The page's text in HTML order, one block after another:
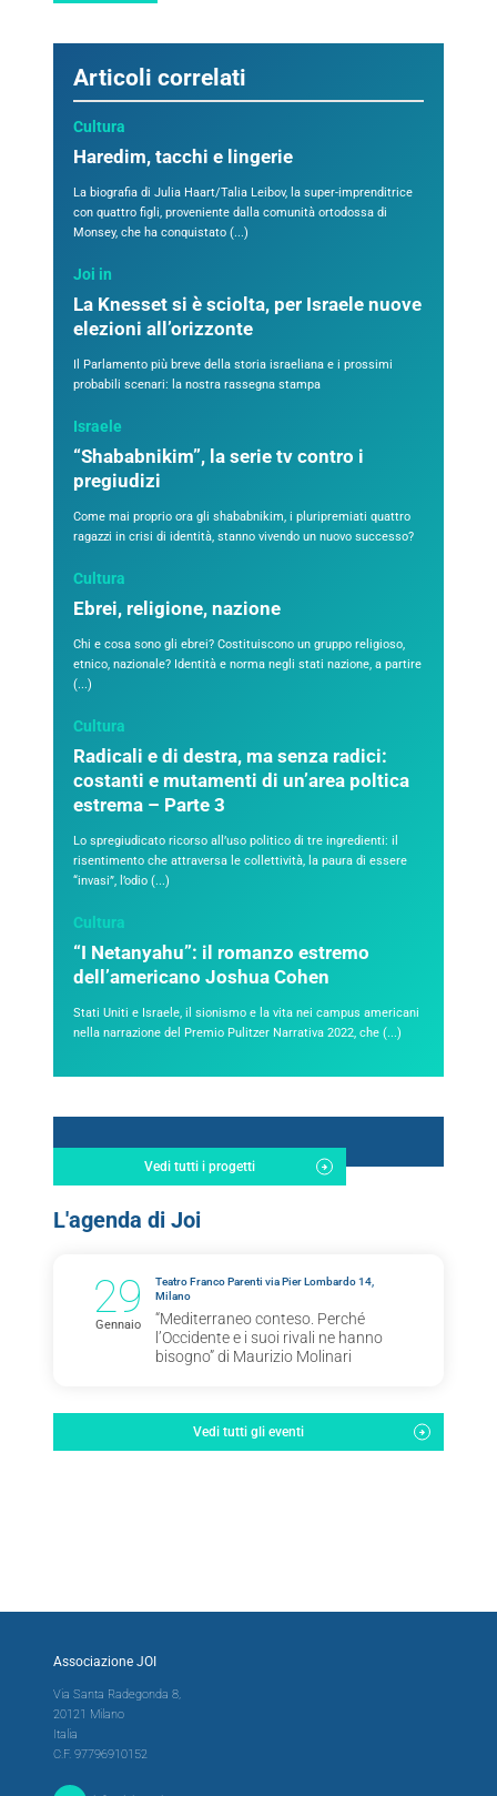
Articoli correlati
Cultura
Haredim, tacchi e lingerie
La biografia di Julia Haart/Talia Leibov, la super-imprenditrice
con quattro figli, proveniente dalla comunità ortodossa di
Monsey, che ha conquistato (...)
Joi in
La Knesset si è sciolta, per Israele nuove
elezioni all’orizzonte
Il Parlamento più breve della storia israeliana e i prossimi
probabili scenari: la nostra rassegna stampa
Israele
“Shababnikim”, la serie tv contro i
pregiudizi
Come mai proprio ora gli shababnikim, i pluripremiati quattro
ragazzi in crisi di identità, stanno vivendo un nuovo successo?
Cultura
Ebrei, religione, nazione
Chi e cosa sono gli ebrei? Costituiscono un gruppo religioso,
etnico, nazionale? Identità e norma negli stati nazione, a partire
(...)
Cultura
Radicali e di destra, ma senza radici:
costanti e mutamenti di un’area poltica
estrema – Parte 3
Lo spregiudicato ricorso all’uso politico di tre ingredienti: il
risentimento che attraversa le collettività, la paura di essere
“invasi”, l’odio (...)
Cultura
“I Netanyahu”: il romanzo estremo
dell’americano Joshua Cohen
Stati Uniti e Israele, il sionismo e la vita nei campus americani
nella narrazione del Premio Pulitzer Narrativa 2022, che (...)
Vedi tutti i progetti
L'agenda di Joi
29
Gennaio
Teatro Franco Parenti via Pier Lombardo 14,
Milano
“Mediterraneo conteso. Perché
l’Occidente e i suoi rivali ne hanno
bisogno” di Maurizio Molinari
Vedi tutti gli eventi
Associazione JOI
Via Santa Radegonda 8,
20121 Milano
Italia
C.F. 97796910152